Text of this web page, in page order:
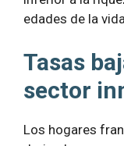
edades de la
Tasas
sector
Los hogares